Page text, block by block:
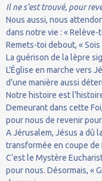
Il ne s’est trouvé, pour
Nous aussi, nous
dans notre vie : « Relève-
Remets-toi debout, « Sois
La guérison de la lèpre
L’Église en marche vers
d’une manière aussi
Notre histoire est
Demeurant dans cette
pour nous de revenir
A Jérusalem, Jésus a dû
transformée en coupe de
C’est le Mystère
pour nous. Désormais, «